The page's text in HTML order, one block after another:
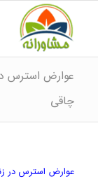
عوارض استرس
چاقی
عوارض استرس در